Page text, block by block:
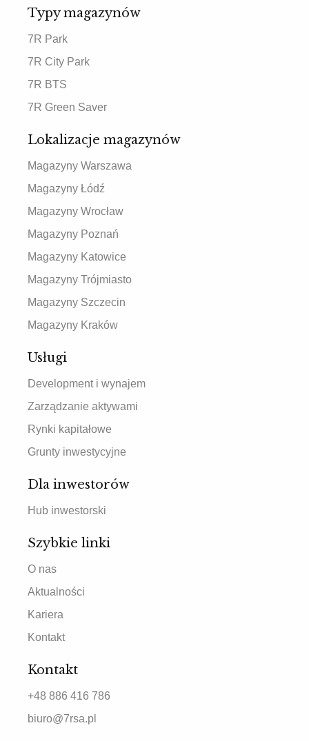
Typy magazynów
7R Park
7R City Park
7R BTS
7R Green Saver
Lokalizacje magazynów
Magazyny Warszawa
Magazyny Łódź
Magazyny Wrocław
Magazyny Poznań
Magazyny Katowice
Magazyny Trójmiasto
Magazyny Szczecin
Magazyny Kraków
Usługi
Development i wynajem
Zarządzanie aktywami
Rynki kapitałowe
Grunty inwestycyjne
Dla inwestorów
Hub inwestorski
Szybkie linki
O nas
Aktualności
Kariera
Kontakt
Kontakt
+48 886 416 786
biuro@7rsa.pl